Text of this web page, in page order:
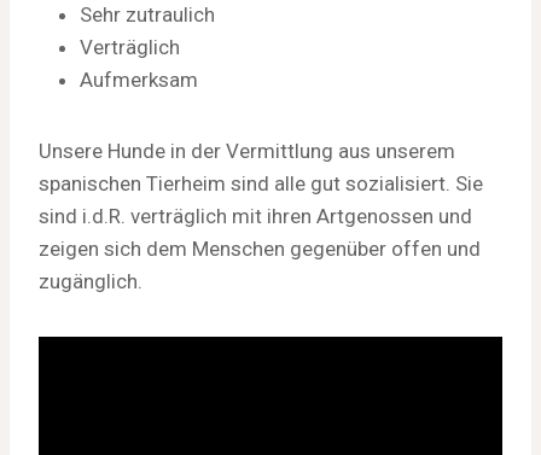
Sehr zutraulich
Verträglich
Aufmerksam
Unsere Hunde in der Vermittlung aus unserem
spanischen Tierheim sind alle gut sozialisiert. Sie
sind i.d.R. verträglich mit ihren Artgenossen und
zeigen sich dem Menschen gegenüber offen und
zugänglich.